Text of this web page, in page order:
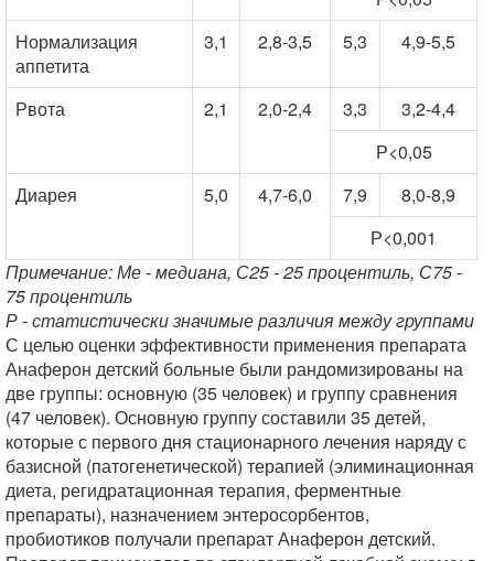
Нормализация
аппетита
3,1 2,8-3,5 5,3 4,9-5,5
Рвота 2,1 2,0-2,4 3,3
3,2-4,4
Р<0,05
Диарея
5,0 4,7-6,0 7,9
8,0-8,9
Р<0,001
Примечание: Ме - медиана, С25 - 25 процентиль, С75 -
75 процентиль
Р - статистически значимые различия между группами
С целью оценки эффективности применения препарата
Анаферон детский больные были рандомизированы на
две группы: основную (35 человек) и группу сравнения
(47 человек). Основную группу составили 35 детей,
которые с первого дня стационарного лечения наряду с
базисной (патогенетической) терапией (элиминационная
диета, регидратационная терапия, ферментные
препараты), назначением энтеросорбентов,
пробиотиков получали препарат Анаферон детский.